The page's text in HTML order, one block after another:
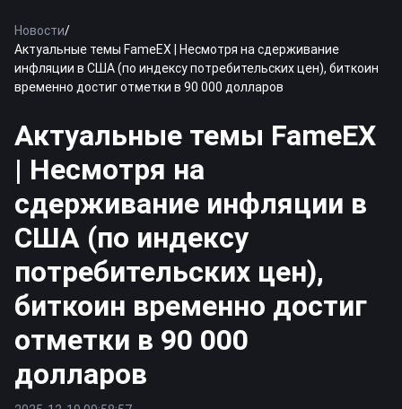
Новости/
Актуальные темы FameEX | Несмотря на сдерживание
инфляции в США (по индексу потребительских цен), биткоин
временно достиг отметки в 90 000 долларов
Актуальные темы FameEX
| Несмотря на
сдерживание инфляции в
США (по индексу
потребительских цен),
биткоин временно достиг
отметки в 90 000
долларов